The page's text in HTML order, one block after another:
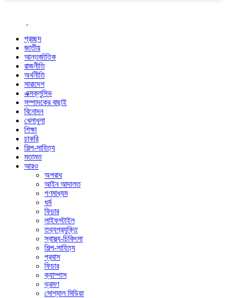
প্রচ্ছদ
জাতীয়
আন্তর্জাতিক
রাজনীতি
অর্থনীতি
সারাদেশ
এক্সক্লুসিভ
সম্পাদকের বাছাই
বিনোদন
খেলাধুলা
শিক্ষা
চাকরি
শিল্প-সাহিত্য
মতামত
আরও
অপরাধ
আইন আদালত
গণমাধ্যম
ধর্ম
ফিচার
লাইফস্টাইল
তথ্যপ্রযুক্তি
স্বাস্থ্য-চিকিৎসা
শিল্প-সাহিত্য
প্রবাস
ফিচার
ক্যাম্পাস
ভ্রমণ
সোশ্যাল মিডিয়া